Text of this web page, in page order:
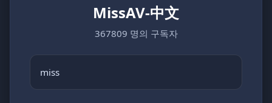
MissAV-中文
367809 명의 구독자
miss